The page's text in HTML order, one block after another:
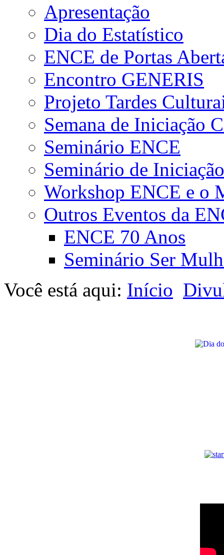
Apresentação
Dia do Estatístico
ENCE de Portas
Encontro GENERIS
Projeto Tardes
Semana de Iniciação
Seminário ENCE
Seminário de
Workshop ENCE e o
Outros Eventos da
ENCE 70 Anos
Seminário Ser
Você está aqui: Início